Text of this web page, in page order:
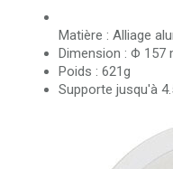
Matière : Alliage
Dimension : Φ 157
Poids : 621g
Supporte jusqu'à